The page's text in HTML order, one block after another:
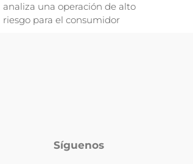
analiza una operación de alto
riesgo para el consumidor
Síguenos